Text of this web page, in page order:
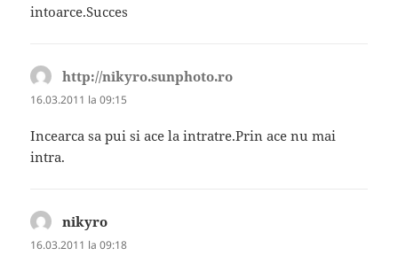
intoarce.Succes
http://nikyro.sunphoto.ro
16.03.2011 la 09:15
Incearca sa pui si ace la intratre.Prin ace nu mai
intra.
nikyro
16.03.2011 la 09:18